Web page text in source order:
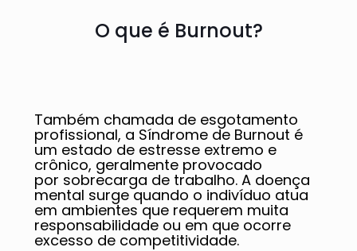
O que é Burnout?
Também chamada de esgotamento
profissional, a Síndrome de Burnout é
um estado de estresse extremo e
crônico, geralmente provocado
por sobrecarga de trabalho. A doença
mental surge quando o indivíduo atua
em ambientes que requerem muita
responsabilidade ou em que ocorre
excesso de competitividade.